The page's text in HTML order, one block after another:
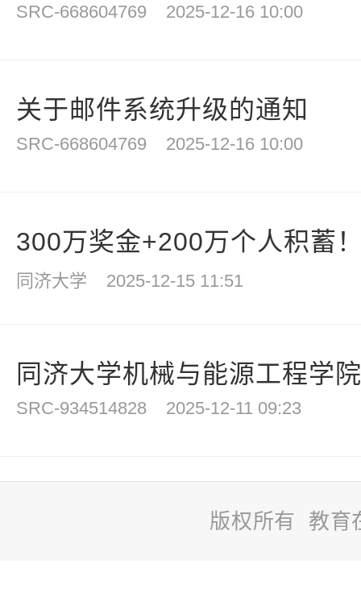
SRC-668604769 2025-12-16 10:00
关于邮件系统升级的通知
SRC-668604769 2025-12-16 10:00
300万奖金+200万个人积蓄
同济大学 2025-12-15 11:51
同济大学机械与能源工程学
SRC-934514828 2025-12-11 09:23
版权所有 教育